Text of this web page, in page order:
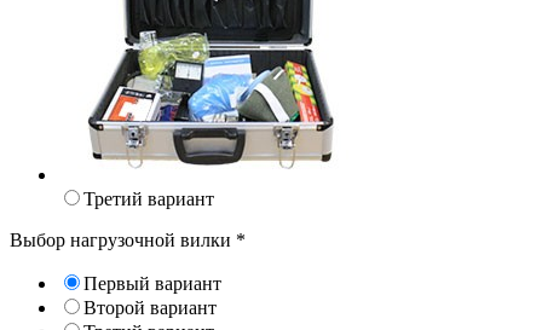
Третий вариант
Выбор нагрузочной вилки *
Первый вариант
Второй вариант